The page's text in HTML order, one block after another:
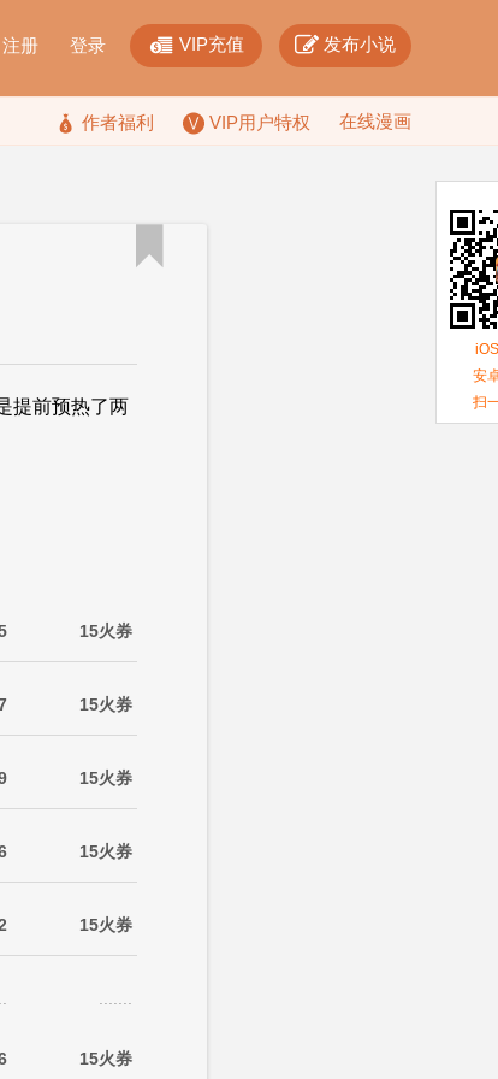
注册 登录  VIP充值  发布小说
 作者福利 VIP用户特权 在线漫画
提前预热了两
15火券
15火券
15火券
15火券
15火券
15火券

安
扫